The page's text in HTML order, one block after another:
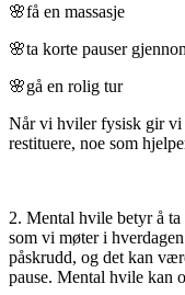
🌸få en massasje
🌸ta korte pauser
🌸gå en rolig tur
Når vi hviler fysisk gir vi
restituere, noe som
2. Mental hvile betyr å ta
som vi møter i
påskrudd, og det kan
pause. Mental hvile kan